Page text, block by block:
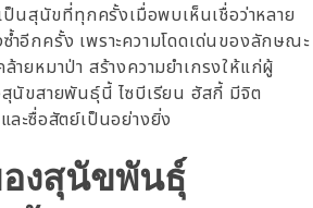
ป็นสุนัขที่ทุกครั้งเมื่อพบเห็นเชื่อว่าหลาย
ำอีกครั้ง เพราะความโดดเด่นของลักษณะ
ยหมาป่า สร้างความยำเกรงให้แก่ผู้
นัขสายพันธุ์นี้ ไซบีเรียน ฮัสกี้ มีจิต
ละซื่อสัตย์เป็นอย่างยิ่ง
งสุนัขพันธุ์